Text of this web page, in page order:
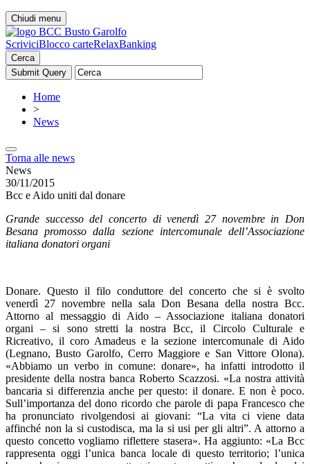
Chiudi menu
ScriviciBlocco carteRelaxBanking
Cerca
Home
>
News
Torna alle news
News
30/11/2015
Bcc e Aido uniti dal donare
Grande successo del concerto di venerdì 27 novembre in Don
Besana promosso dalla sezione intercomunale dell’Associazione
italiana donatori organi
Donare. Questo il filo conduttore del concerto che si è svolto
venerdì 27 novembre nella sala Don Besana della nostra Bcc.
Attorno al messaggio di Aido – Associazione italiana donatori
organi – si sono stretti la nostra Bcc, il Circolo Culturale e
Ricreativo, il coro Amadeus e la sezione intercomunale di Aido
(Legnano, Busto Garolfo, Cerro Maggiore e San Vittore Olona).
«Abbiamo un verbo in comune: donare», ha infatti introdotto il
presidente della nostra banca Roberto Scazzosi. «La nostra attività
bancaria si differenzia anche per questo: il donare. E non è poco.
Sull’importanza del dono ricordo che parole di papa Francesco che
ha pronunciato rivolgendosi ai giovani: “La vita ci viene data
affinché non la si custodisca, ma la si usi per gli altri”. A attorno a
questo concetto vogliamo riflettere stasera». Ha aggiunto: «La Bcc
rappresenta oggi l’unica banca locale di questo territorio; l’unica